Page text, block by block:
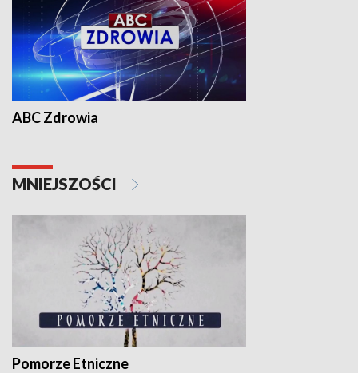
ABC Zdrowia
MNIEJSZOŚCI
Pomorze Etniczne